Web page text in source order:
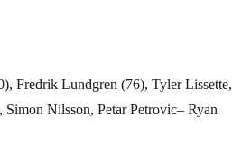
Fredrik Lundgren (76), Tyler Lissette,
Nilsson, Petar Petrovic– Ryan